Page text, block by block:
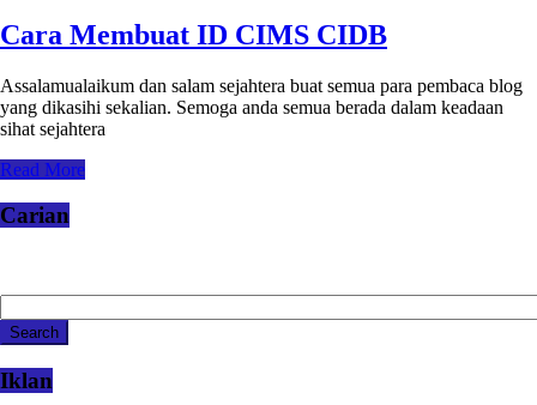
Cara Membuat ID CIMS CIDB
Assalamualaikum dan salam sejahtera buat semua para pembaca blog
yang dikasihi sekalian. Semoga anda semua berada dalam keadaan
sihat sejahtera
Read More
Carian
Iklan